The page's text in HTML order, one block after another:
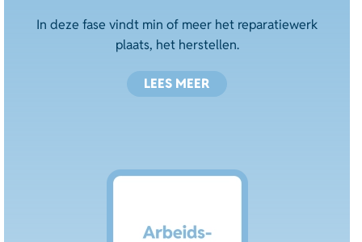
In deze fase vindt min of meer het reparatiewerk
plaats, het herstellen.
LEES MEER